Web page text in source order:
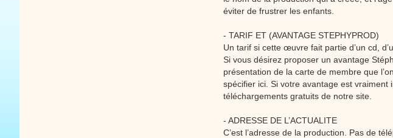
éviter de frustrer les enfants.
- TARIF ET (AVANTAGE STEPHYPROD)
Un tarif si cette œuvre fait partie d’un cd,
Si vous désirez proposer un avantage
présentation de la carte de membre que
spécifier ici. Si votre avantage est
téléchargements gratuits de notre site.
- ADRESSE DE L’ACTUALITE
C’est l’adresse de la production. Pas de